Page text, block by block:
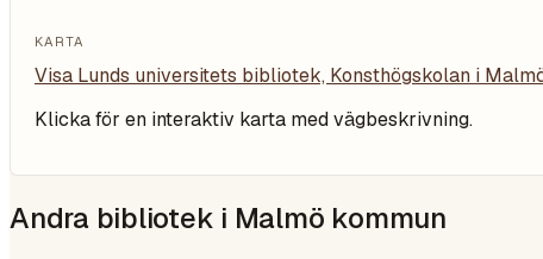
KARTA
Visa Lunds universitets bibliotek, Konsthögskolan i
Klicka för en interaktiv karta med vägbeskrivning.
Andra bibliotek i Malmö kommun